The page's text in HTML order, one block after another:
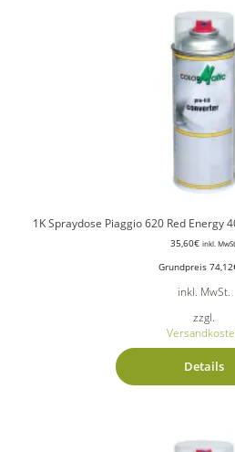
1K Spraydose Piaggio 620 Red Energy
35,60€ inkl. MwSt.
Grundpreis 74,12
inkl. MwSt.
zzgl.
Details